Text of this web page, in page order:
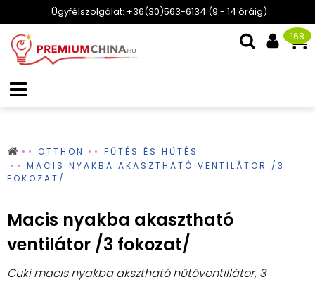
Ügyfélszolgálat: +36(30)563-6134 (9 - 14 óráig)
168
OTTHON
FŰTÉS ÉS HŰTÉS
MACIS NYAKBA AKASZTHATÓ VENTILÁTOR /3
FOKOZAT/
Macis nyakba akasztható
ventilátor /3 fokozat/
Cuki macis nyakba aksztható hűtőventillátor, 3